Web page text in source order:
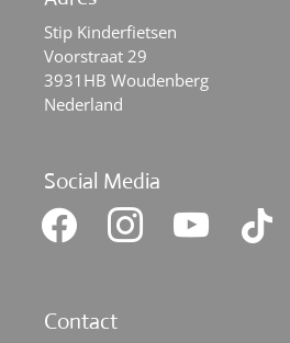
Stip Kinderfietsen
Voorstraat 29
3931HB Woudenberg
Nederland
Social Media
facebook instagram youtube tiktok
Contact